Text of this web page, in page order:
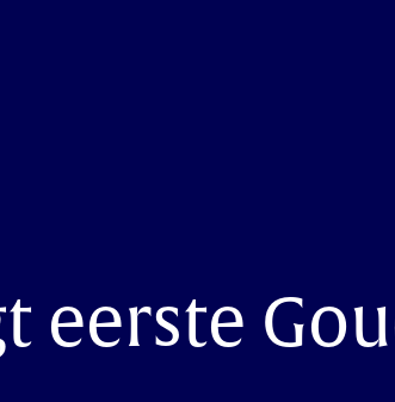
eerste